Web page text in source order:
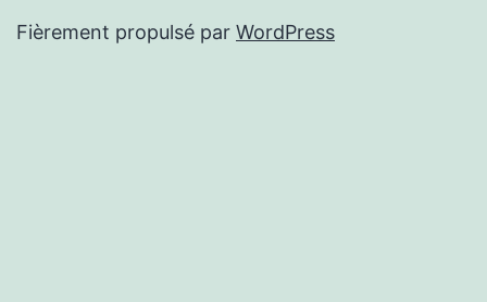
Fièrement propulsé par WordPress